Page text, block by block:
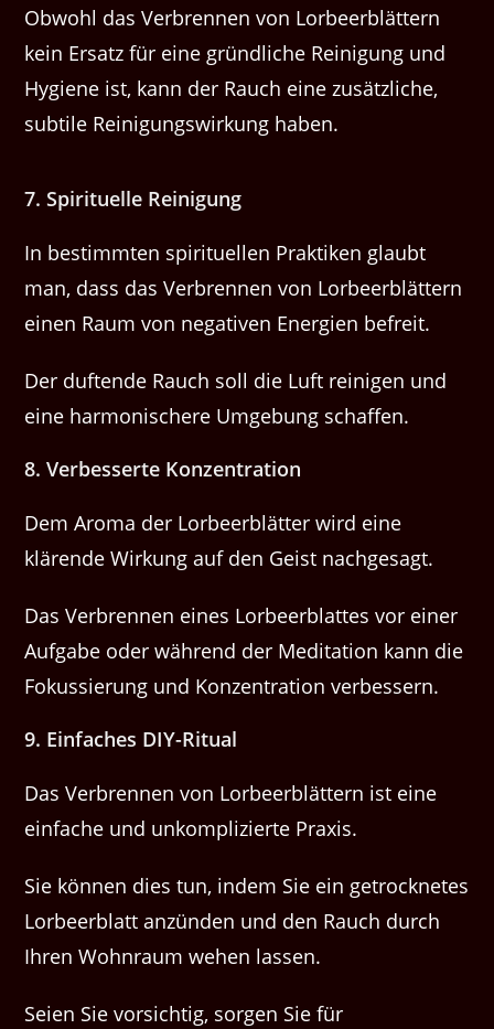
Obwohl das Verbrennen von Lorbeerblättern
kein Ersatz für eine gründliche Reinigung und
Hygiene ist, kann der Rauch eine zusätzliche,
subtile Reinigungswirkung haben.
7. Spirituelle Reinigung
In bestimmten spirituellen Praktiken glaubt
man, dass das Verbrennen von Lorbeerblättern
einen Raum von negativen Energien befreit.
Der duftende Rauch soll die Luft reinigen und
eine harmonischere Umgebung schaffen.
8. Verbesserte Konzentration
Dem Aroma der Lorbeerblätter wird eine
klärende Wirkung auf den Geist nachgesagt.
Das Verbrennen eines Lorbeerblattes vor einer
Aufgabe oder während der Meditation kann die
Fokussierung und Konzentration verbessern.
9. Einfaches DIY-Ritual
Das Verbrennen von Lorbeerblättern ist eine
einfache und unkomplizierte Praxis.
Sie können dies tun, indem Sie ein getrocknetes
Lorbeerblatt anzünden und den Rauch durch
Ihren Wohnraum wehen lassen.
Seien Sie vorsichtig, sorgen Sie für